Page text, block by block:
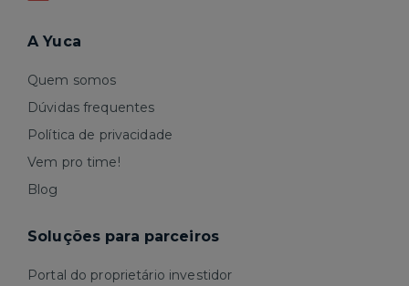
A Yuca
Quem somos
Dúvidas frequentes
Política de privacidade
Vem pro time!
Blog
Soluções para parceiros
Portal do proprietário investidor